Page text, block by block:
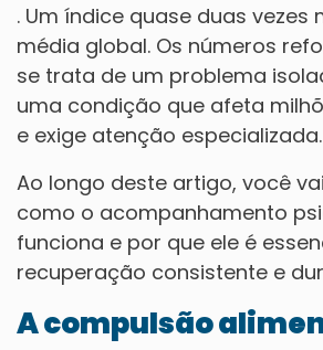
. Um índice quase duas vezes
média global. Os números
se trata de um problema
uma condição que afeta
e exige atenção especializada.
Ao longo deste artigo, você
como o acompanhamento
funciona e por que ele é
recuperação consistente e
A compulsão